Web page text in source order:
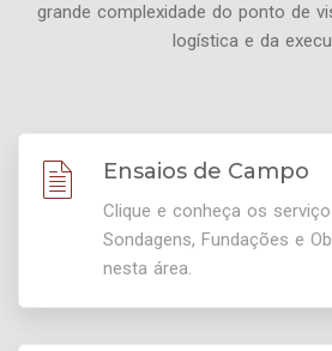
grande complexidade do ponto de
logística e da
Ensaios de Campo
Clique e conheça os
Sondagens, Fundações e
nesta área.